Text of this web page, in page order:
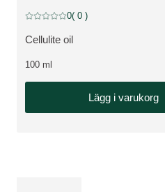
VISA PRODUKT:
Cellulite oil
Nuvarande betyg: 0 av 5 stjärnor
0( 0 )
100 ml
Lägg i varukorg